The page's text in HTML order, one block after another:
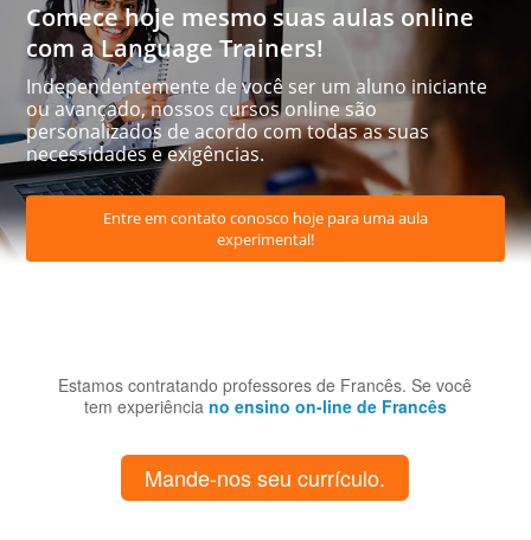
Comece hoje mesmo suas aulas online
com a Language Trainers!
Independentemente de você ser um aluno iniciante
ou avançado, nossos cursos online são
personalizados de acordo com todas as suas
necessidades e exigências.
Entre em contato conosco hoje para uma aula
experimental!
Estamos contratando professores de Francês. Se você
tem experiência no ensino on-line de Francês
Mande-nos seu currículo.